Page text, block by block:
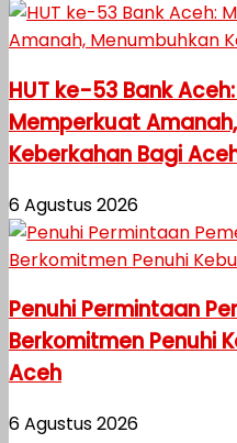
HUT ke-53 Bank
Memperkuat
Keberkahan Bagi
6 Agustus 2026
Penuhi Permintaan
Berkomitmen Penuhi
Aceh
6 Agustus 2026